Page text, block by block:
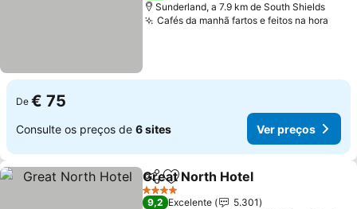
Sunderland, a 7.9 km de South Shields
Cafés da manhã fartos e feitos na hora
De € 75
Consulte os preços de 6 sites Ver preços
PartilharAdicionar aos favoritos
Great North Hotel
4 Estrelas
9,2 Excelente
5.301